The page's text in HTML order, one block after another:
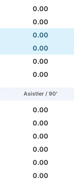
0.00
0.00
0.00
0.00
0.00
0.00
Asistler / 90'
0.00
0.00
0.00
0.00
0.00
0.00